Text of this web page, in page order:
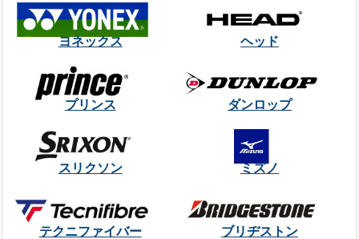
ヨネックス ヘッド
プリンス ダンロップ
スリクソン ミズノ
テクニファイバー ブリヂストン